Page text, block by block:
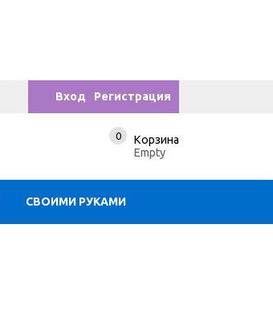
Вход Регистрация
0
Корзина
Empty
СВОИМИ РУКАМИ